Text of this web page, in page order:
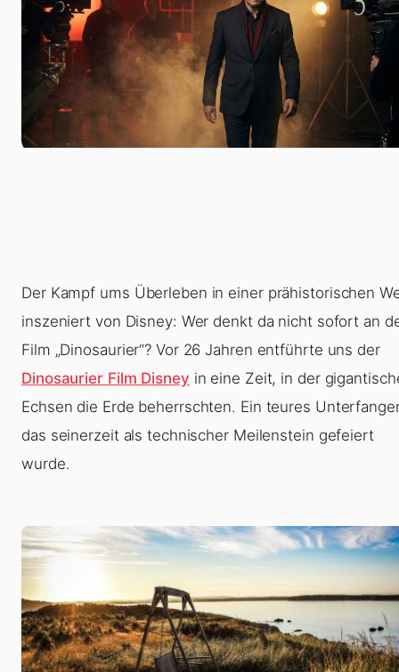
Der Kampf ums Überleben in einer prähistorischen
inszeniert von Disney: Wer denkt da nicht sofort an
Film „Dinosaurier“? Vor 26 Jahren entführte uns der
Dinosaurier Film Disney in eine Zeit, in der
Echsen die Erde beherrschten. Ein teures
das seinerzeit als technischer Meilenstein gefeiert
wurde.